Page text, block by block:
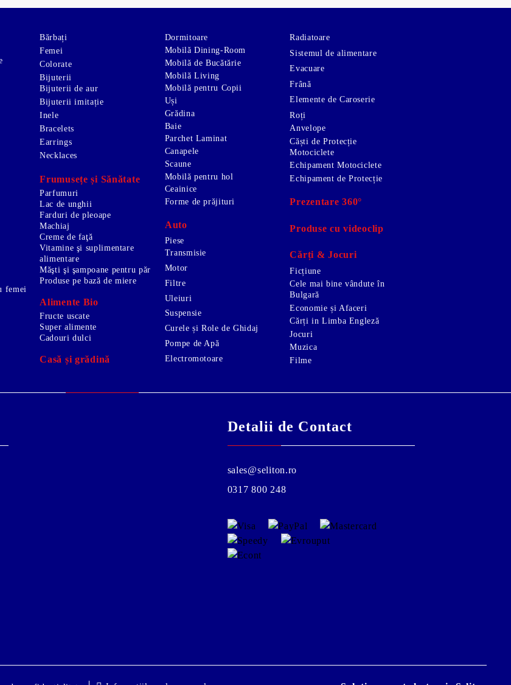
femei
Bărbați
Femei
Colorate
Bijuterii
Bijuterii de aur
Bijuterii imitație
Inele
Bracelets
Earrings
Necklaces
Frumusețe și Sănătate
Parfumuri
Lac de unghii
Farduri de pleoape
Machiaj
Creme de faţă
Vitamine şi suplimentare
alimentare
Măşti şi şampoane pentru păr
Produse pe bază de miere
Alimente Bio
Fructe uscate
Super alimente
Cadouri dulci
Casă și grădină
Dormitoare
Mobilă Dining-Room
Mobilă de Bucătărie
Mobilă Living
Mobilă pentru Copii
Uși
Grădina
Baie
Parchet Laminat
Canapele
Scaune
Mobilă pentru hol
Ceainice
Forme de prăjituri
Auto
Piese
Transmisie
Motor
Filtre
Uleiuri
Suspensie
Curele și Role de Ghidaj
Pompe de Apă
Electromotoare
Radiatoare
Sistemul de alimentare
Evacuare
Frână
Elemente de Caroserie
Roți
Anvelope
Căști de Protecție
Motociclete
Echipament Motociclete
Echipament de Protecție
Prezentare 360°
Produse cu videoclip
Cărți & Jocuri
Ficțiune
Cele mai bine vândute în
Bulgară
Economie și Afaceri
Cărți in Limba Engleză
Jocuri
Muzica
Filme
Detalii de Contact
sales@seliton.ro
0317 800 248